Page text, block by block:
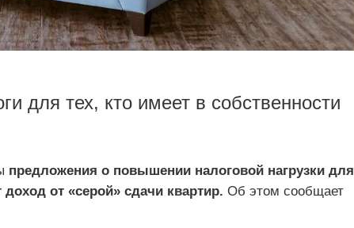
для тех, кто имеет в собственности
предложения о повышении налоговой нагрузки для
от «серой» сдачи квартир. Об этом сообщает